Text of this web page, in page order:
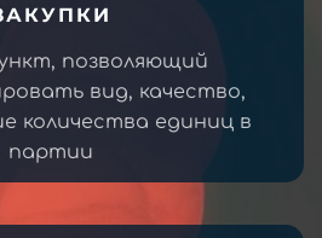
позволяющий
вид, качество,
количества единиц в
партии